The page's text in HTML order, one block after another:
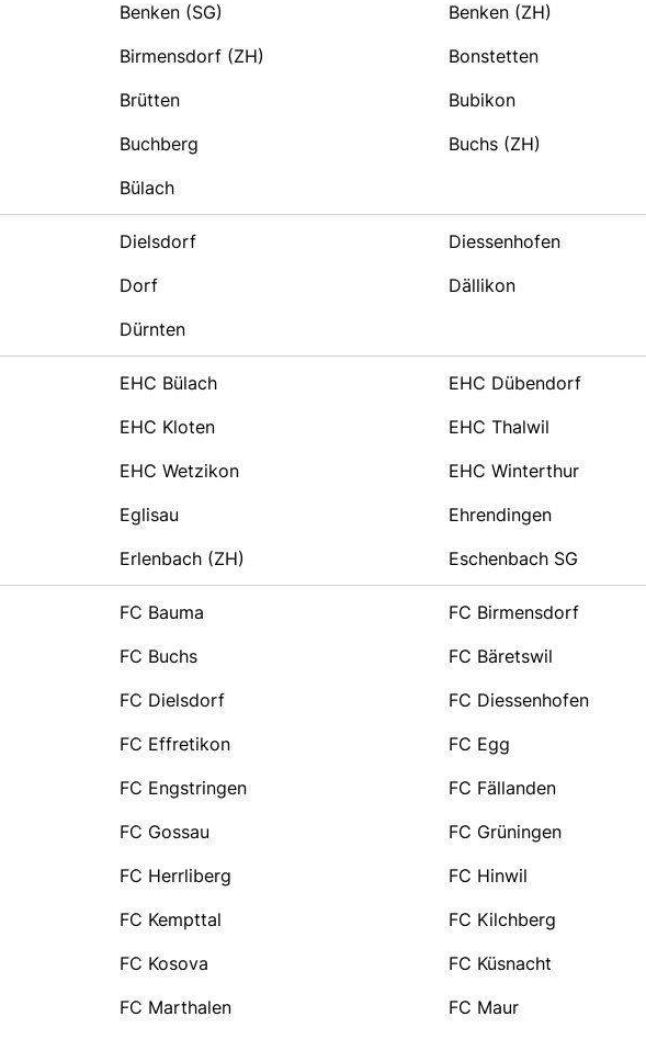
Benken (SG)
Benken (ZH)
Birmensdorf (ZH)
Bonstetten
Brütten
Bubikon
Buchberg
Buchs (ZH)
Bülach
Dielsdorf
Diessenhofen
Dorf
Dällikon
Dürnten
EHC Bülach
EHC Dübendorf
EHC Kloten
EHC Thalwil
EHC Wetzikon
EHC Winterthur
Eglisau
Ehrendingen
Erlenbach (ZH) Eschenbach SG
FC Bauma
FC Birmensdorf
FC Buchs
FC Bäretswil
FC Dielsdorf
FC Diessenhofen
FC Effretikon
FC Egg
FC Engstringen
FC Fällanden
FC Gossau
FC Grüningen
FC Herrliberg
FC Hinwil
FC Kempttal
FC Kilchberg
FC Kosova
FC Küsnacht
FC Marthalen
FC Maur